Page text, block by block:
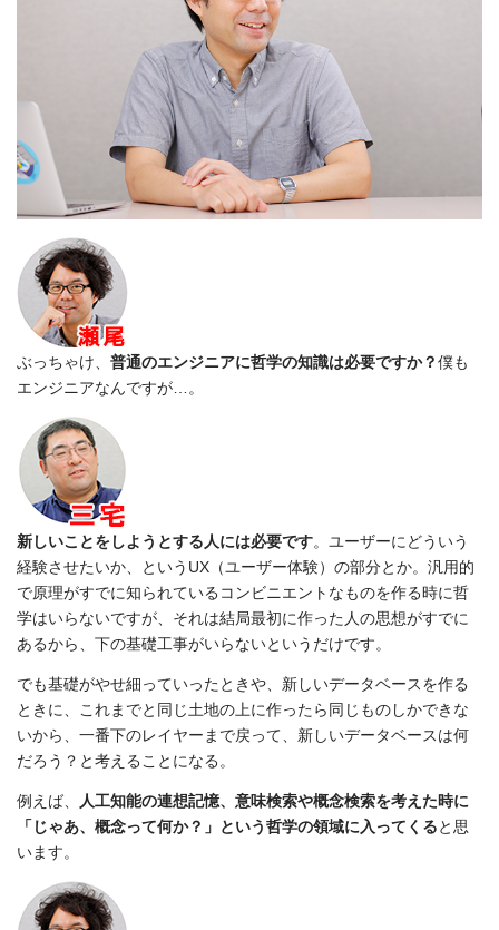
ぶっちゃけ、 普通のエンジニアに哲学の知識は必要ですか？僕も
エンジニアなんですが…。
新しいことをしようとする人には必要です。ユーザーにどういう
経験させたいか、というUX（ユーザー体験）の部分とか。汎用的
で原理がすでに知られているコンビニエントなものを作る時に哲
学はいらないですが、それは結局最初に作った人の思想がすでに
あるから、下の基礎工事がいらないというだけです。
でも基礎がやせ細っていったときや、新しいデータベースを作る
ときに、これまでと同じ土地の上に作ったら同じものしかできな
いから、一番下のレイヤーまで戻って、新しいデータベースは何
だろう？と考えることになる。
例えば、
人工知能の連想記憶、意味検索や概念検索を考えた時に
「じゃあ、概念って何か？」という哲学の領域に入ってくると思
います。